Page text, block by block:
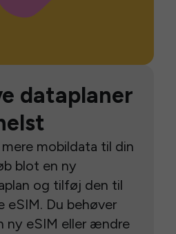
dataplaner
mobildata til din
blot en ny
og tilføj den til
eSIM. Du behøver
ny eSIM eller ændre